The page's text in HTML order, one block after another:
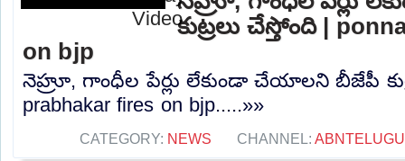
కుట్రలు చేస్తోంది |
on bjp
నెహ్రూ, గాంధీల పేర్లు లేకుండా చేయాలని బీజేపీ
prabhakar fires on bjp.....»»
CATEGORY: NEWS CHANNEL: